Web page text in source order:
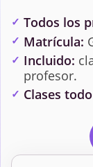
Todos los
Matrícula:
Incluido:
profesor.
Clases